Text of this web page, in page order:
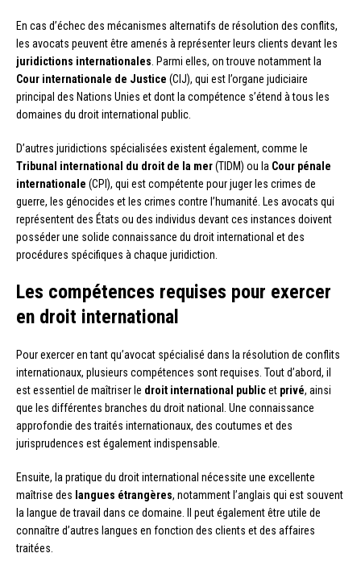
En cas d’échec des mécanismes alternatifs de résolution des conflits,
les avocats peuvent être amenés à représenter leurs clients devant les
juridictions internationales . Parmi elles, on trouve notamment la
Cour internationale de Justice (CIJ), qui est l’organe judiciaire
principal des Nations Unies et dont la compétence s’étend à tous les
domaines du droit international public.
D’autres juridictions spécialisées existent également, comme le
Tribunal international du droit de la mer(TIDM) ou la Cour pénale
internationale (CPI), qui est compétente pour juger les crimes de
guerre, les génocides et les crimes contre l’humanité. Les avocats qui
représentent des États ou des individus devant ces instances doivent
posséder une solide connaissance du droit international et des
procédures spécifiques à chaque juridiction.
Les compétences requises pour exercer
en droit international
Pour exercer en tant qu’avocat spécialisé dans la résolution de conflits
internationaux, plusieurs compétences sont requises. Tout d’abord, il
est essentiel de maîtriser le droit international publicet privé, ainsi
que les différentes branches du droit national. Une connaissance
approfondie des traités internationaux, des coutumes et des
jurisprudences est également indispensable.
Ensuite, la pratique du droit international nécessite une excellente
maîtrise des langues étrangères, notamment l’anglais qui est souvent
la langue de travail dans ce domaine. Il peut également être utile de
connaître d’autres langues en fonction des clients et des affaires
traitées.